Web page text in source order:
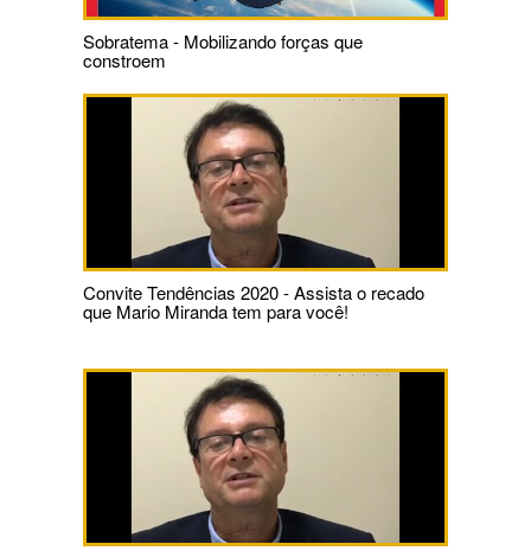
Sobratema - Mobilizando forças que
constroem
Convite Tendências 2020 - Assista o recado
que Mario Miranda tem para você!